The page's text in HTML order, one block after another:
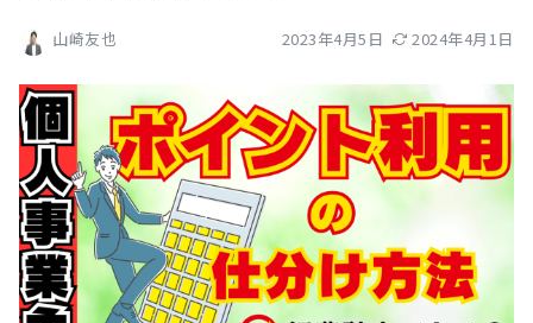
2023年4月5日 2024年4月1日
山崎友也